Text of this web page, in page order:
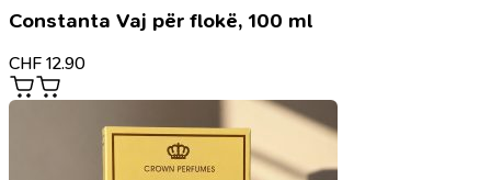
Constanta Vaj për flokë, 100 ml
CHF 12.90